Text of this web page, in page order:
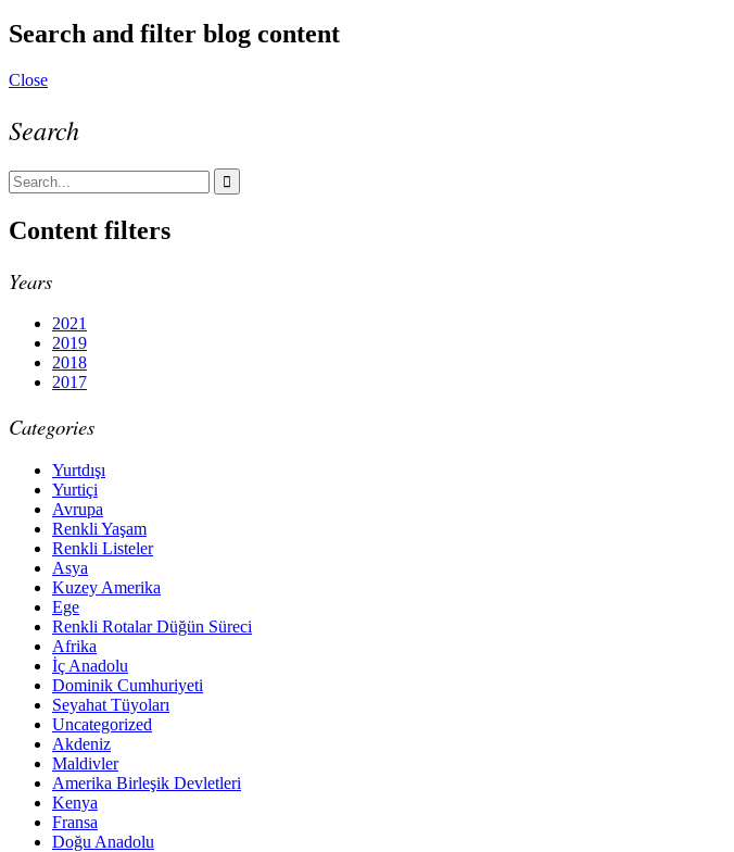
Search and filter blog content
Close
Search
Content filters
Years
2021
2019
2018
2017
Categories
Yurtdışı
Yurtiçi
Avrupa
Renkli Yaşam
Renkli Listeler
Asya
Kuzey Amerika
Ege
Renkli Rotalar Düğün Süreci
Afrika
İç Anadolu
Dominik Cumhuriyeti
Seyahat Tüyoları
Uncategorized
Akdeniz
Maldivler
Amerika Birleşik Devletleri
Kenya
Fransa
Doğu Anadolu